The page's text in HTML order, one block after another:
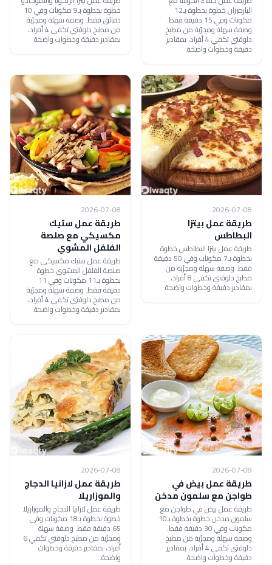
البارميزان خطوة بخطوة بـ12
مكونات وفي 15 دقيقة فقط.
وصفة سهلة ومجرّبة من مطبخ
دلوقتي تكفي 4 أفراد، بمقادير
دقيقة وخطوات واضحة.
خطوة بخطوة بـ9 مكونات وفي 10
دقائق فقط. وصفة سهلة ومجرّبة
من مطبخ دلوقتي تكفي 4 أفراد،
بمقادير دقيقة وخطوات واضحة.
2026-07-08
طريقة عمل بيتزا
البطاطس
طريقة عمل بيتزا البطاطس خطوة
بخطوة بـ7 مكونات وفي 50 دقيقة
فقط. وصفة سهلة ومجرّبة من
مطبخ دلوقتي تكفي 8 أفراد،
بمقادير دقيقة وخطوات واضحة.
2026-07-08
طريقة عمل ستيك
مكسيكي مع صلصة
الفلفل المشوي
طريقة عمل ستيك مكسيكي مع
صلصة الفلفل المشوي خطوة
بخطوة بـ11 مكونات وفي 11
دقيقة فقط. وصفة سهلة ومجرّبة
من مطبخ دلوقتي تكفي 4 أفراد،
بمقادير دقيقة وخطوات واضحة.
2026-07-08
طريقة عمل بيض في
طواجن مع سلمون مدخن
طريقة عمل بيض في طواجن مع
سلمون مدخن خطوة بخطوة بـ10
مكونات وفي 30 دقيقة فقط.
وصفة سهلة ومجرّبة من مطبخ
دلوقتي تكفي 4 أفراد، بمقادير
دقيقة وخطوات واضحة.
2026-07-08
طريقة عمل لازانيا الدجاج
والموزاريلا
طريقة عمل لازانيا الدجاج والموزاريلا
خطوة بخطوة بـ18 مكونات وفي
65 دقيقة فقط. وصفة سهلة
ومجرّبة من مطبخ دلوقتي تكفي 6
أفراد، بمقادير دقيقة وخطوات
واضحة.